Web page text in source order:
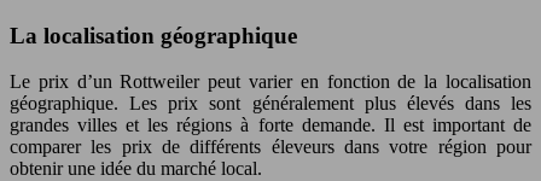
La localisation géographique
Le prix d’un Rottweiler peut varier en fonction de la localisation
géographique. Les prix sont généralement plus élevés dans les
grandes villes et les régions à forte demande. Il est important de
comparer les prix de différents éleveurs dans votre région pour
obtenir une idée du marché local.